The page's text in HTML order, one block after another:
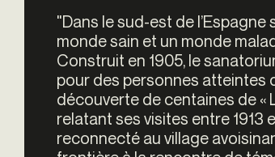
"Dans le sud-est de
monde sain et un monde
Construit en 1905, le
pour des personnes atteintes
découverte de centaines de «
relatant ses visites entre 1913
reconnecté au village